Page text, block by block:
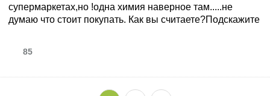
супермаркетах,но !одна химия наверное там.....не
думаю что стоит покупать. Как вы считаете?Подскажите
85